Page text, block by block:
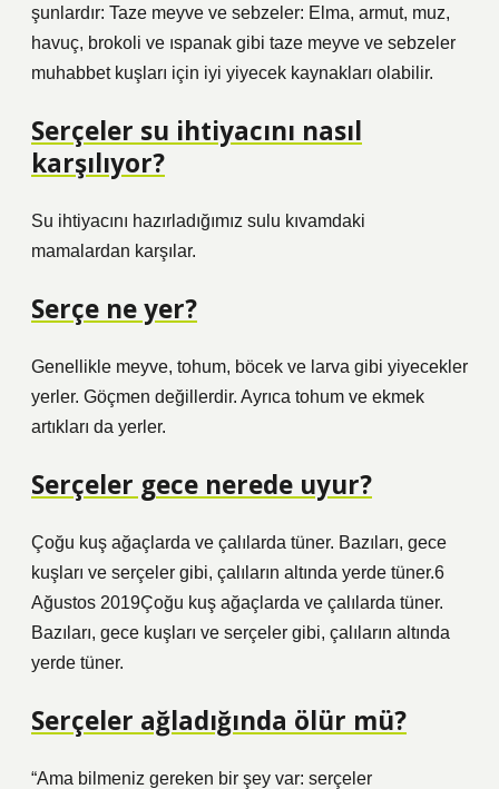
şunlardır: Taze meyve ve sebzeler: Elma, armut, muz,
havuç, brokoli ve ıspanak gibi taze meyve ve sebzeler
muhabbet kuşları için iyi yiyecek kaynakları olabilir.
Serçeler su ihtiyacını nasıl
karşılıyor?
Su ihtiyacını hazırladığımız sulu kıvamdaki
mamalardan karşılar.
Serçe ne yer?
Genellikle meyve, tohum, böcek ve larva gibi yiyecekler
yerler. Göçmen değillerdir. Ayrıca tohum ve ekmek
artıkları da yerler.
Serçeler gece nerede uyur?
Çoğu kuş ağaçlarda ve çalılarda tüner. Bazıları, gece
kuşları ve serçeler gibi, çalıların altında yerde tüner.6
Ağustos 2019Çoğu kuş ağaçlarda ve çalılarda tüner.
Bazıları, gece kuşları ve serçeler gibi, çalıların altında
yerde tüner.
Serçeler ağladığında ölür mü?
“Ama bilmeniz gereken bir şey var: serçeler